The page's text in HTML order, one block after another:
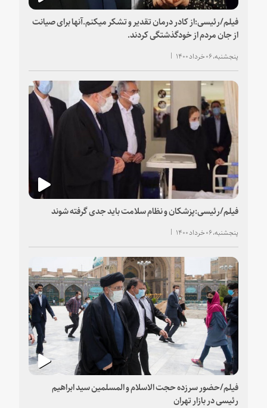
فیلم/رئیسی:از کادر درمان تقدیر و تشکر میکنم.آنها برای صیانت
از جان مردم از خودگذشتگی کردند.
پنجشنبه، ۰۶ خرداد ۱۴۰۰
فیلم/رئیسی:پزشکان و نظام سلامت باید جدی گرفته شوند
پنجشنبه، ۰۶ خرداد ۱۴۰۰
فیلم/حضور سرزده حجت الاسلام و المسلمین سید ابراهیم
رئیسی در بازار تهران